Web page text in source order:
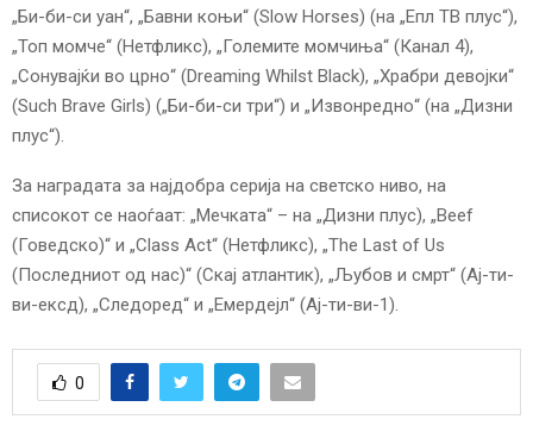
„Би-би-си уан“, „Бавни коњи“ (Slow Horses) (на „Епл ТВ плус“),
„Топ момче“ (Нетфликс), „Големите момчиња“ (Канал 4),
„Сонувајќи во црно“ (Dreaming Whilst Black), „Храбри девојки“
(Such Brave Girls) („Би-би-си три“) и „Извонредно“ (на „Дизни
плус“).
За наградата за најдобра серија на светско ниво, на
списокот се наоѓаат: „Мечката“ – на „Дизни плус), „Beef
(Говедско)“ и „Class Act“ (Нетфликс), „The Last of Us
(Последниот од нас)“ (Скај атлантик), „Љубов и смрт“ (Ај-ти-
ви-ексд), „Следоред“ и „Емердејл“ (Ај-ти-ви-1).
0